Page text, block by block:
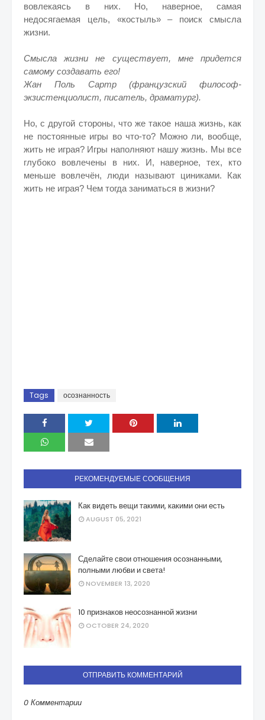
вовлекаясь в них. Но, наверное, самая
недосягаемая цель, «костыль» – поиск смысла
жизни.
Смысла жизни не существует, мне придется
самому создавать его!
Жан Поль Сартр (французский философ-
экзистенциолист, писатель, драматург).
Но, с другой стороны, что же такое наша жизнь, как
не постоянные игры во что-то? Можно ли, вообще,
жить не играя? Игры наполняют нашу жизнь. Мы все
глубоко вовлечены в них. И, наверное, тех, кто
меньше вовлечён, люди называют циниками. Как
жить не играя? Чем тогда заниматься в жизни?
Tags осознанность
РЕКОМЕНДУЕМЫЕ СООБЩЕНИЯ
Как видеть вещи такими, какими они есть
AUGUST 05, 2021
Сделайте свои отношения осознанными,
полными любви и света!
NOVEMBER 13, 2020
10 признаков неосознанной жизни
OCTOBER 24, 2020
ОТПРАВИТЬ КОММЕНТАРИЙ
0 Комментарии